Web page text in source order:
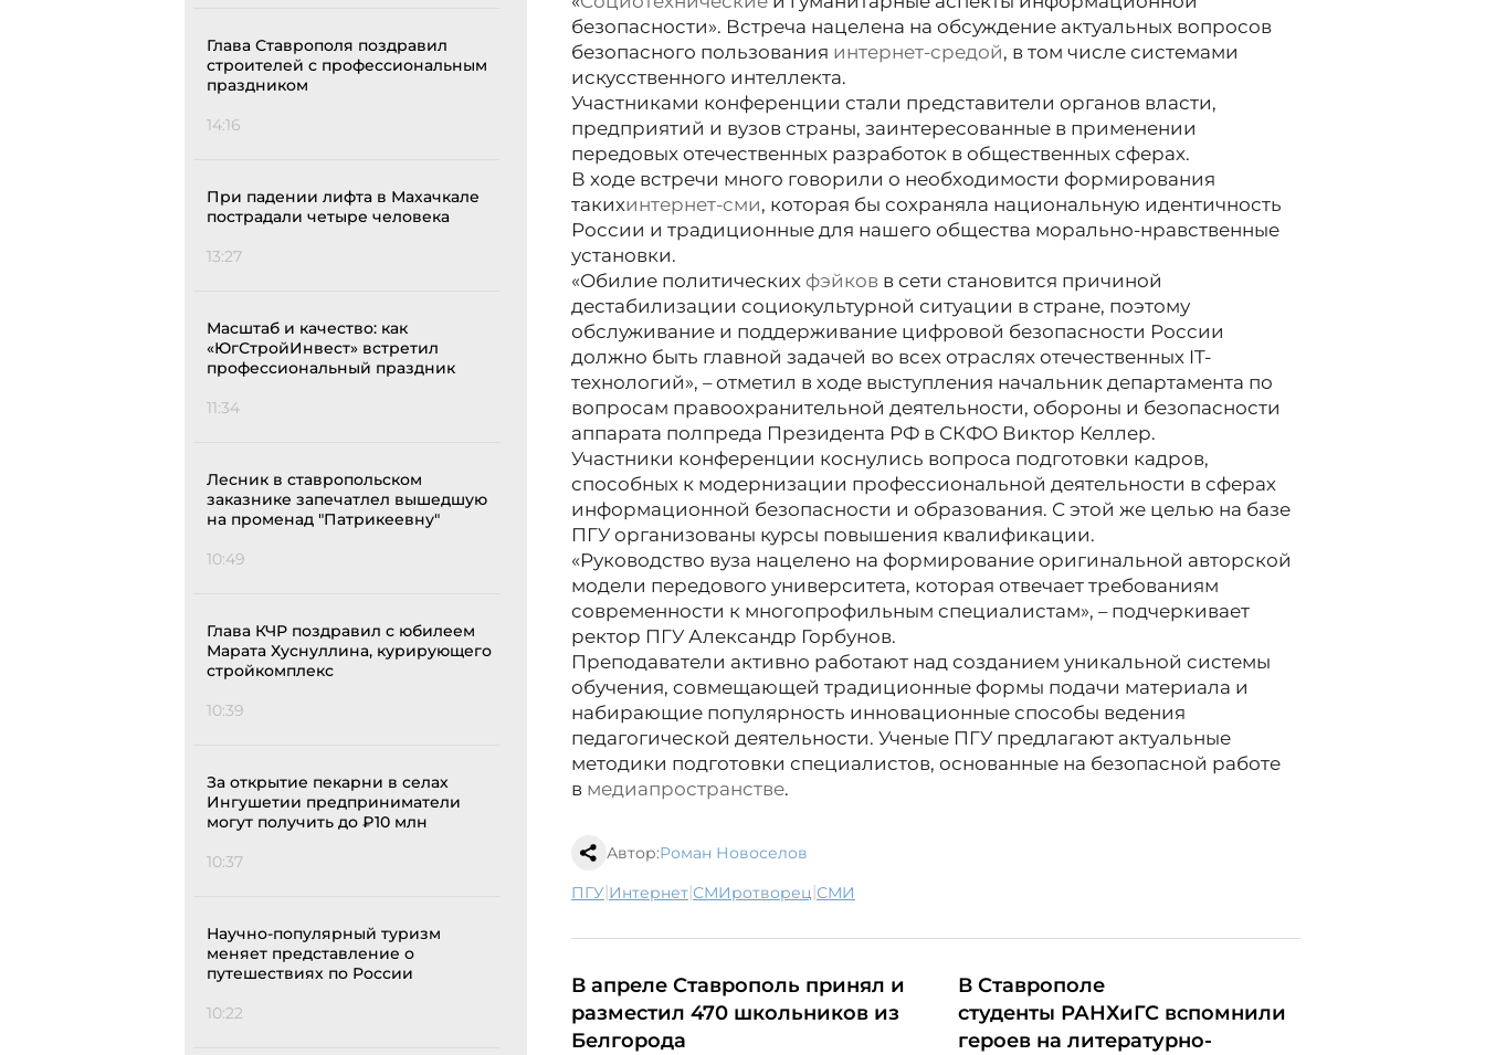
Глава Ставрополя поздравил
строителей с профессиональным
праздником
14:16
При падении лифта в Махачкале
пострадали четыре человека
13:27
Масштаб и качество: как
«ЮгСтройИнвест» встретил
профессиональный праздник
11:34
Лесник в ставропольском
заказнике запечатлел вышедшую
на променад "Патрикеевну"
10:49
Глава КЧР поздравил с юбилеем
Марата Хуснуллина, курирующего
стройкомплекс
10:39
За открытие пекарни в селах
Ингушетии предприниматели
могут получить до ₽10 млн
10:37
Научно-популярный туризм
меняет представление о
путешествиях по России
10:22
безопасности». Встреча нацелена на обсуждение актуальных вопросов
безопасного пользования интернет-средой, в том числе системами
искусственного интеллекта.
Участниками конференции стали представители органов власти,
предприятий и вузов страны, заинтересованные в применении
передовых отечественных разработок в общественных сферах.
В ходе встречи много говорили о необходимости формирования
такихинтернет-сми, которая бы сохраняла национальную идентичность
России и традиционные для нашего общества морально-нравственные
установки.
«Обилие политических фэйков в сети становится причиной
дестабилизации социокультурной ситуации в стране, поэтому
обслуживание и поддерживание цифровой безопасности России
должно быть главной задачей во всех отраслях отечественных IT-
технологий», – отметил в ходе выступления начальник департамента по
вопросам правоохранительной деятельности, обороны и безопасности
аппарата полпреда Президента РФ в СКФО Виктор Келлер.
Участники конференции коснулись вопроса подготовки кадров,
способных к модернизации профессиональной деятельности в сферах
информационной безопасности и образования. С этой же целью на базе
ПГУ организованы курсы повышения квалификации.
«Руководство вуза нацелено на формирование оригинальной авторской
модели передового университета, которая отвечает требованиям
современности к многопрофильным специалистам», – подчеркивает
ректор ПГУ Александр Горбунов.
Преподаватели активно работают над созданием уникальной системы
обучения, совмещающей традиционные формы подачи материала и
набирающие популярность инновационные способы ведения
педагогической деятельности. Ученые ПГУ предлагают актуальные
методики подготовки специалистов, основанные на безопасной работе
в медиапространстве.
Автор:Роман Новоселов
ПГУ| Интернет| СМИротворец| СМИ
В апреле Ставрополь принял и
разместил 470 школьников из
Белгорода
В Ставрополе
студенты РАНХиГС вспомнили
героев на литературно-